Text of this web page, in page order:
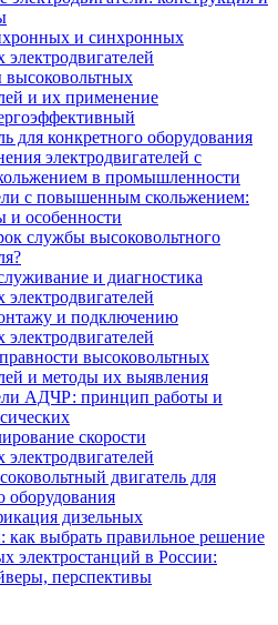
и синхронных
и их применение
для конкретного оборудования
электродвигателей с
в промышленности
с повышенным скольжением:
и особенности
службы высоковольтного
и диагностика
и подключению
высоковольтных
и методы их выявления
АДЧР: принцип работы и
скорости
двигатель для
дизельных
как выбрать правильное решение
электростанций в России:
перспективы